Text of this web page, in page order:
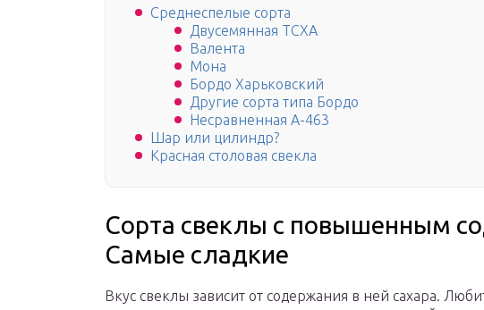
Среднеспелые сорта
Двусемянная ТСХА
Валента
Мона
Бордо Харьковский
Другие сорта типа Бордо
Несравненная А-463
Шар или цилиндр?
Красная столовая свекла
Сорта свеклы с повышенным
Самые сладкие
Вкус свеклы зависит от содержания в ней сахара.